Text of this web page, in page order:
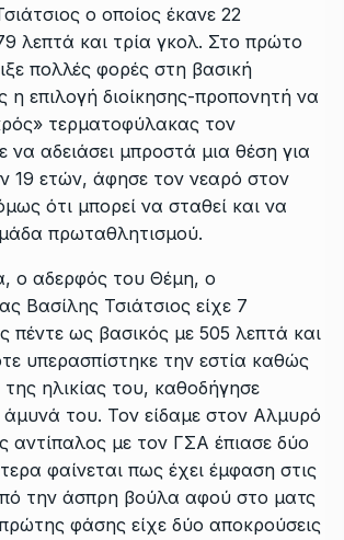
ο οποίος έκανε 22
λεπτά και τρία γκολ. Στο πρώτο
πολλές φορές στη βασική
η επιλογή διοίκησης-προπονητή να
τερματοφύλακας τον
να αδειάσει μπροστά μια θέση για
19 ετών, άφησε τον νεαρό στον
ότι μπορεί να σταθεί και να
πρωταθλητισμού.
ο αδερφός του Θέμη, ο
Βασίλης Τσιάτσιος είχε 7
πέντε ως βασικός με 505 λεπτά και
υπερασπίστηκε την εστία καθώς
ηλικίας του, καθοδήγησε
άμυνά του. Τον είδαμε στον Αλμυρό
αντίπαλος με τον ΓΣΑ έπιασε δύο
φαίνεται πως έχει έμφαση στις
την άσπρη βούλα αφού στο ματς
φάσης είχε δύο αποκρούσεις